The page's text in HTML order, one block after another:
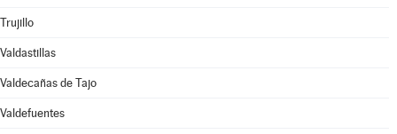
Trujillo
Valdastillas
Valdecañas de Tajo
Valdefuentes